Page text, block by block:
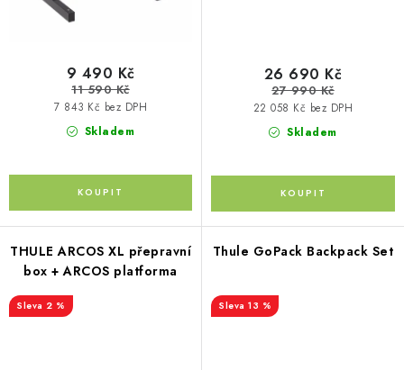
Skladem
7 843 Kč bez DPH
9 490 Kč
11 590 Kč
Skladem
22 058 Kč bez DPH
26 690 Kč
27 990 Kč
THULE ARCOS XL přepravní
box + ARCOS platforma
2 %
Thule GoPack Backpack Set
13 %